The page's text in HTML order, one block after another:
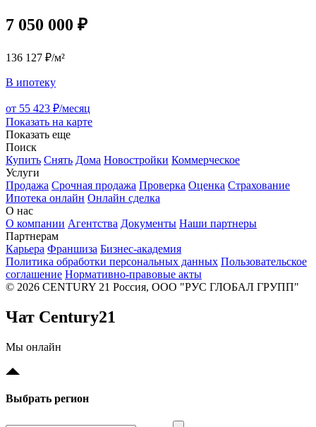
7 050 000 ₽
136 127 ₽/м²
В ипотеку
от 55 423 ₽/месяц
Показать на карте
Показать еще
Поиск
Купить Снять Дома Новостройки Коммерческое
Услуги
Продажа Срочная продажа Проверка Оценка Страхование
Ипотека онлайн Онлайн сделка
О нас
О компании Агентства Документы Наши партнеры
Партнерам
Карьера Франшиза Бизнес-академия
Политика обработки персональных данных Пользовательское
соглашение Нормативно-правовые акты
© 2026 CENTURY 21 Россия, ООО "РУС ГЛОБАЛ ГРУПП"
Чат Century21
Мы онлайн
Выбрать регион